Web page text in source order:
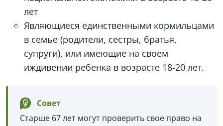
лет
Являющиеся единственными кормильцами
в семье (родители, сестры, братья,
супруги), или имеющие на своем
иждивении ребенка в возрасте 18-20 лет.
Совет
Старше 67 лет могут проверить свое право на